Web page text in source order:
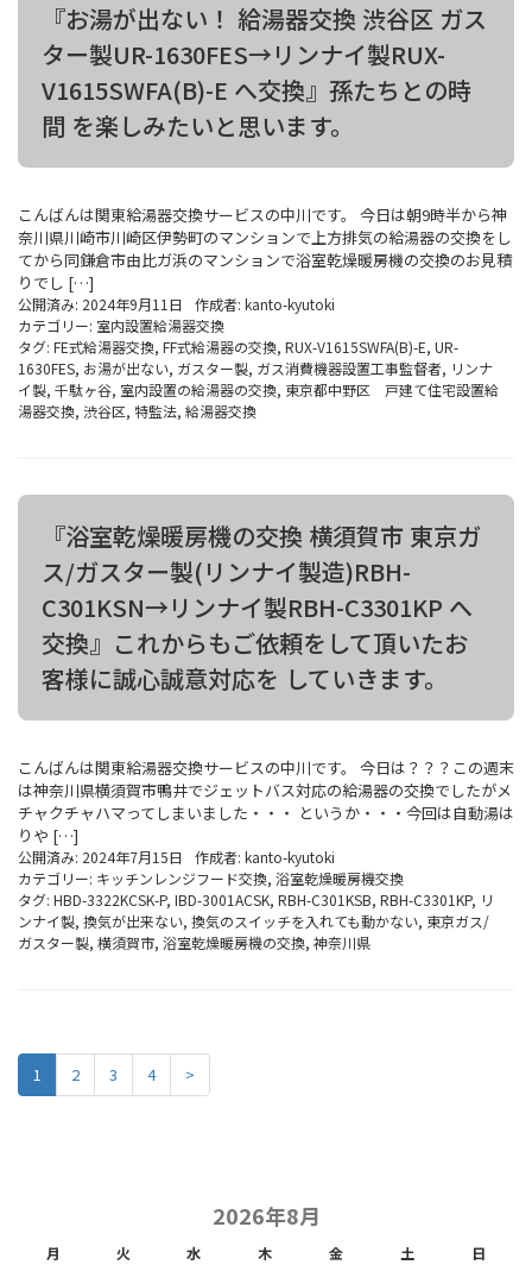
『お湯が出ない！ 給湯器交換 渋谷区 ガス
ター製UR-1630FES→リンナイ製RUX-
V1615SWFA(B)-E へ交換』孫たちとの時
間 を楽しみたいと思います。
こんばんは関東給湯器交換サービスの中川です。 今日は朝9時半から神
奈川県川崎市川崎区伊勢町のマンションで上方排気の給湯器の交換をし
てから同鎌倉市由比ガ浜のマンションで浴室乾燥暖房機の交換のお見積
りでし […]
公開済み: 2024年9月11日 作成者: kanto-kyutoki
カテゴリー: 室内設置給湯器交換
タグ: FE式給湯器交換, FF式給湯器の交換, RUX-V1615SWFA(B)-E, UR-
1630FES, お湯が出ない, ガスター製, ガス消費機器設置工事監督者, リンナ
イ製, 千駄ヶ谷, 室内設置の給湯器の交換, 東京都中野区 戸建て住宅設置給
湯器交換, 渋谷区, 特監法, 給湯器交換
『浴室乾燥暖房機の交換 横須賀市 東京ガ
ス/ガスター製(リンナイ製造)RBH-
C301KSN→リンナイ製RBH-C3301KP へ
交換』これからもご依頼をして頂いたお
客様に誠心誠意対応を していきます。
こんばんは関東給湯器交換サービスの中川です。 今日は？？？この週末
は神奈川県横須賀市鴨井でジェットバス対応の給湯器の交換でしたがメ
チャクチャハマってしまいました・・・ というか・・・今回は自動湯は
りや […]
公開済み: 2024年7月15日 作成者: kanto-kyutoki
カテゴリー: キッチンレンジフード交換, 浴室乾燥暖房機交換
タグ: HBD-3322KCSK-P, IBD-3001ACSK, RBH-C301KSB, RBH-C3301KP, リ
ンナイ製, 換気が出来ない, 換気のスイッチを入れても動かない, 東京ガス/
ガスター製, 横須賀市, 浴室乾燥暖房機の交換, 神奈川県
1 2 3 4 >
2026年8月
月 火 水 木 金 土 日